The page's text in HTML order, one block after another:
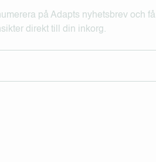
på Adapts nyhetsbrev och få
direkt till din inkorg.